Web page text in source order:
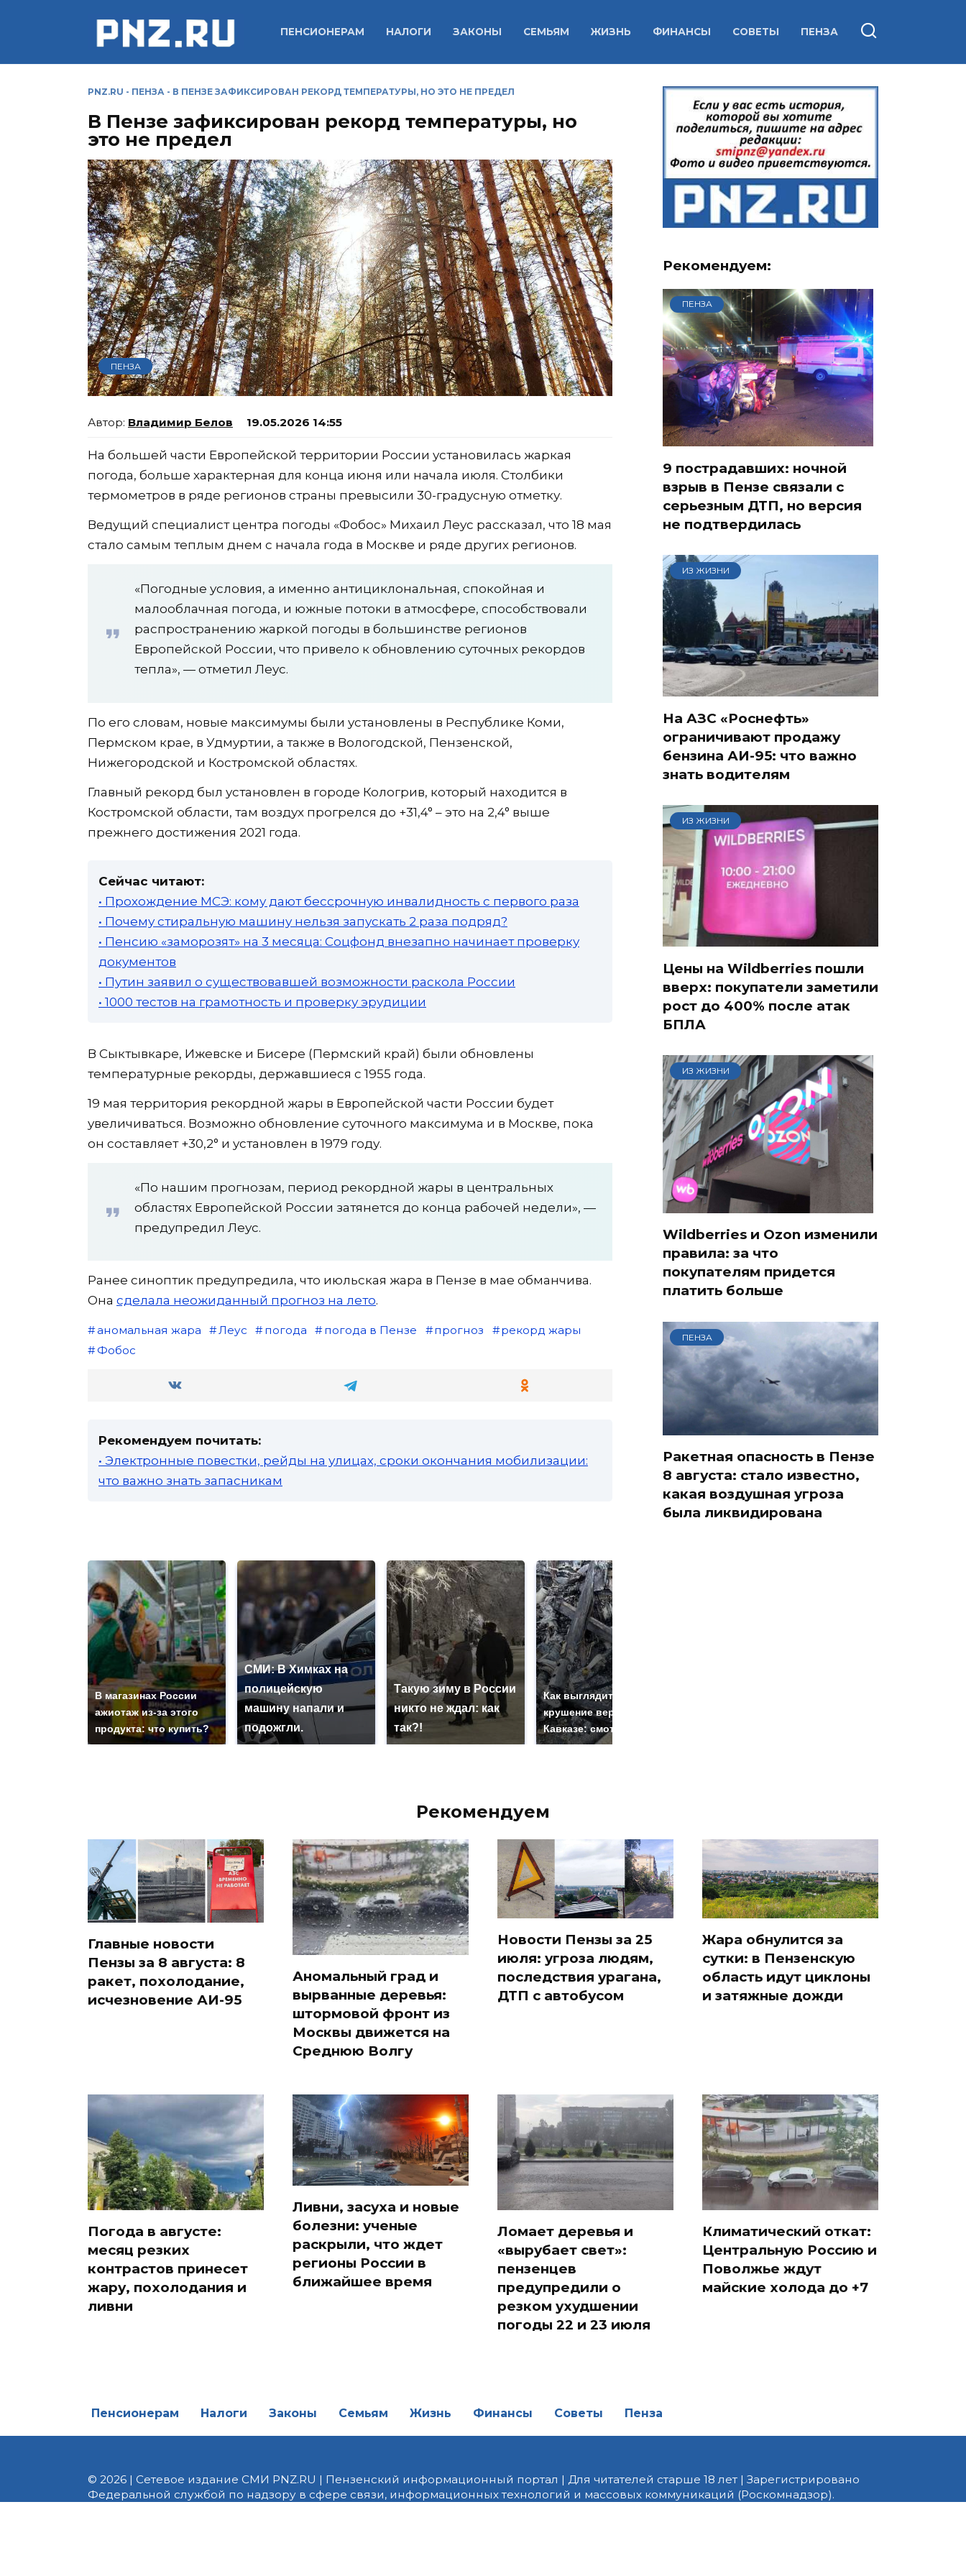
ПЕНСИОНЕРАМ НАЛОГИ ЗАКОНЫ СЕМЬЯМ ЖИЗНЬ ФИНАНСЫ СОВЕТЫ ПЕНЗА
PNZ.RU - ПЕНЗА - В ПЕНЗЕ ЗАФИКСИРОВАН РЕКОРД ТЕМПЕРАТУРЫ, НО ЭТО НЕ ПРЕДЕЛ
В Пензе зафиксирован рекорд температуры, но
это не предел
ПЕНЗА
Владимир Белов 19.05.2026 14:55
На большей части Европейской территории России установилась жаркая
погода, больше характерная для конца июня или начала июля. Столбики
термометров в ряде регионов страны превысили 30-градусную отметку.
Ведущий специалист центра погоды «Фобос» Михаил Леус рассказал, что 18 мая
стало самым теплым днем с начала года в Москве и ряде других регионов.
«Погодные условия, а именно антициклональная, спокойная и
малооблачная погода, и южные потоки в атмосфере, способствовали
распространению жаркой погоды в большинстве регионов
Европейской России, что привело к обновлению суточных рекордов
тепла», — отметил Леус.
По его словам, новые максимумы были установлены в Республике Коми,
Пермском крае, в Удмуртии, а также в Вологодской, Пензенской,
Нижегородской и Костромской областях.
Главный рекорд был установлен в городе Кологрив, который находится в
Костромской области, там воздух прогрелся до +31,4° – это на 2,4° выше
прежнего достижения 2021 года.
Сейчас читают:
• Прохождение МСЭ: кому дают бессрочную инвалидность с первого раза
• Почему стиральную машину нельзя запускать 2 раза подряд?
• Пенсию «заморозят» на 3 месяца: Соцфонд внезапно начинает проверку
документов
• Путин заявил о существовавшей возможности раскола России
• 1000 тестов на грамотность и проверку эрудиции
В Сыктывкаре, Ижевске и Бисере (Пермский край) были обновлены
температурные рекорды, державшиеся с 1955 года.
19 мая территория рекордной жары в Европейской части России будет
увеличиваться. Возможно обновление суточного максимума и в Москве, пока
он составляет +30,2° и установлен в 1979 году.
«По нашим прогнозам, период рекордной жары в центральных
областях Европейской России затянется до конца рабочей недели», —
предупредил Леус.
Ранее синоптик предупредила, что июльская жара в Пензе в мае обманчива.
Она сделала неожиданный прогноз на лето.
аномальная жара Леус погода погода в Пензе прогноз
рекорд жары
Фобос
Рекомендуем почитать:
• Электронные повестки, рейды на улицах, сроки окончания мобилизации:
что важно знать запасникам
В магазинах России
ажиотаж из-за этого
продукта: что купить?
СМИ: В Химках на
полицейскую
машину напали и
подожгли.
Такую зиму в России
никто не ждал: как
так?!
Как выглядит место
крушение вертолета на
Кавказе: смотреть
Рекомендуем:
ПЕНЗА
9 пострадавших: ночной
взрыв в Пензе связали с
серьезным ДТП, но версия
не подтвердилась
ИЗ ЖИЗНИ
На АЗС «Роснефть»
ограничивают продажу
бензина АИ-95: что важно
знать водителям
ИЗ ЖИЗНИ
Цены на Wildberries пошли
вверх: покупатели заметили
рост до 400% после атак
БПЛА
ИЗ ЖИЗНИ
Wildberries и Ozon изменили
правила: за что
покупателям придется
платить больше
ПЕНЗА
Ракетная опасность в Пензе
8 августа: стало известно,
какая воздушная угроза
была ликвидирована
Рекомендуем
Главные новости
Пензы за 8 августа: 8
ракет, похолодание,
исчезновение АИ-95
Аномальный град и
вырванные деревья:
штормовой фронт из
Москвы движется на
Среднюю Волгу
Новости Пензы за 25
июля: угроза людям,
последствия урагана,
ДТП с автобусом
Жара обнулится за
сутки: в Пензенскую
область идут циклоны
и затяжные дожди
Погода в августе:
месяц резких
контрастов принесет
жару, похолодания и
ливни
Ливни, засуха и новые
болезни: ученые
раскрыли, что ждет
регионы России в
ближайшее время
Ломает деревья и
«вырубает свет»:
пензенцев
предупредили о
резком ухудшении
погоды 22 и 23 июля
Климатический откат:
Центральную Россию и
Поволжье ждут
майские холода до +7
Пенсионерам Налоги Законы Семьям Жизнь Финансы Советы Пенза
© 2026 | Сетевое издание СМИ PNZ.RU | Пензенский информационный портал | Для читателей старше 18 лет | Зарегистрировано
Федеральной службой по надзору в сфере связи, информационных технологий и массовых коммуникаций (Роскомнадзор).